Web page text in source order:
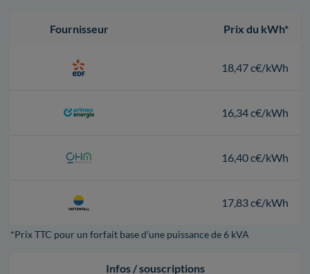
Fournisseur Prix du kWh*
18,47 c€/kWh
16,34 c€/kWh
16,40 c€/kWh
17,83 c€/kWh
*Prix TTC pour un forfait base d’une puissance de 6 kVA
Infos / souscriptions